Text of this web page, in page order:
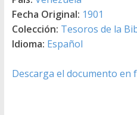
Fecha Original: 1901
Colección: Tesoros de la
Idioma: Español
Descarga el documento en